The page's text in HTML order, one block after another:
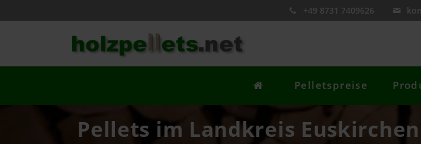
+49 8731 7409626
Pelletspreise
Pellets im Landkreis Euskirchen